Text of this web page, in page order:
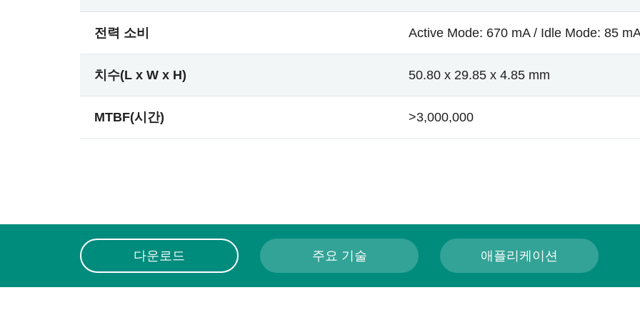
전력 소비 Active Mode: 670 mA / Idle Mode: 85
치수(L x W x H) 50.80 x 29.85 x 4.85 mm
MTBF(시간) >3,000,000
다운로드 주요 기술 애플리케이션